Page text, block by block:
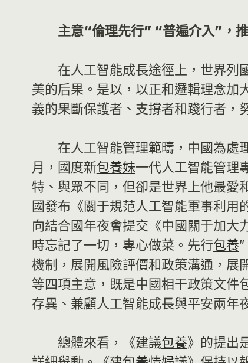
主意“倫理先行” “普遍介入”，
在人工智能成長途徑上，世界列
美的后果。是以，以正和邏輯理念加
義的果斷保護者、支撐者和踐行者，
在人工智能管理範疇，中國為處
月，國度新包養妹一代人工智能管理
特、與眾不同，但卻是世界上他最愛
國發布《關于規范人工智能軍事利用
向結合國年夜會提交《中國關于加大
時忘記了一切，專心做菜。先行包養
機制，展開風險評價和政策溝通，展
等四項主意，既是中國相干政策文件
存異、兼顧人工智能成長與平安兩年
總體來看，《建議包養》的提出